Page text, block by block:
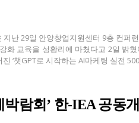
난 29일 안양창업지원센터 9층 컨
화 교육을 성황리에 마쳤다고 2일 밝
‘챗GPT로 시작하는 AI마케팅 실전
박람회’ 한-IEA 공동